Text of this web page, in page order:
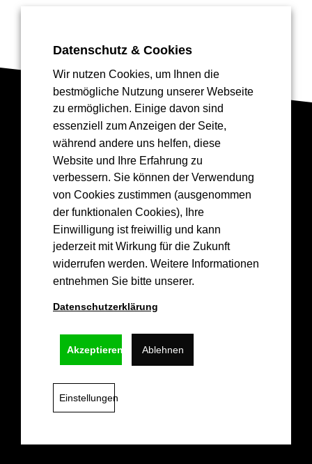
Drea
mGreen
💚
🏀
💚
Kontakt
info@epgbasketskoblenz.de
Hochstr. 36,
Datenschutz
Datenschutz & Cookies
Wir nutzen Cookies, um Ihnen die
bestmögliche Nutzung unserer Webseite
zu ermöglichen. Einige davon sind
essenziell zum Anzeigen der Seite,
während andere uns helfen, diese
Website und Ihre Erfahrung zu
verbessern. Sie können der Verwendung
von Cookies zustimmen (ausgenommen
der funktionalen Cookies), Ihre
Einwilligung ist freiwillig und kann
jederzeit mit Wirkung für die Zukunft
widerrufen werden. Weitere Informationen
entnehmen Sie bitte unserer.
Datenschutzerklärung
Akzeptieren Ablehnen
Einstellungen